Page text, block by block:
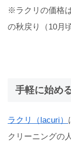
※ラクリの価格
の秋戻り（10月
手軽に始め
ラクリ（lacuri）
クリーニングの